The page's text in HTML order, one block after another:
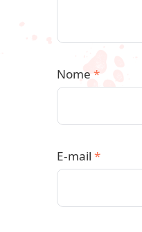
Nome *
E-mail *